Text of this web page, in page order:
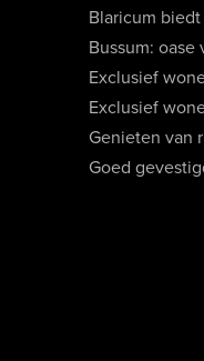
Blaricum
Bussum: oase
Exclusief
Exclusief
Genieten van
Goed